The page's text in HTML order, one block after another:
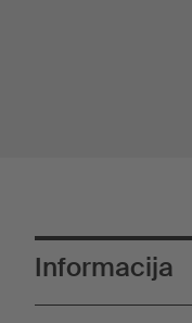
Informacija